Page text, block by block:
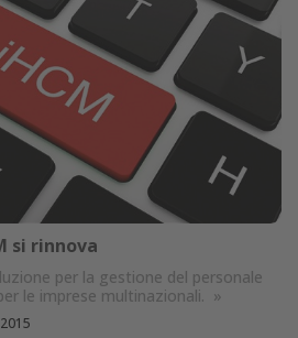
si rinnova
per la gestione del personale
le imprese multinazionali. »